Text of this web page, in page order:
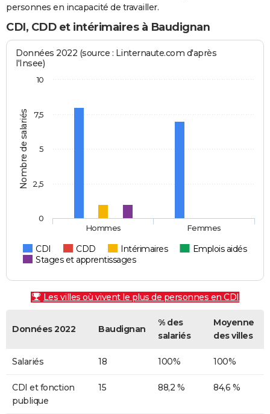
personnes en incapacité de travailler.
CDI, CDD et intérimaires à Baudignan
Nombre de salariés
Données 2022 (source : Linternaute.com d'après
l'Insee)
CDI CDD Intérimaires
Emplois aidés
Stages et apprentissages
Hommes Femmes
0
2,5
5
7,5
10
Les villes où vivent le plus de personnes en CDI
Données 2022 Baudignan
% des
salariés
Moyenne
des villes
Salariés 18 100% 100%
CDI et fonction
publique
15 88,2 % 84,6 %